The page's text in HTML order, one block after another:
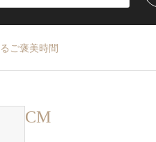
ご褒美時間
CM